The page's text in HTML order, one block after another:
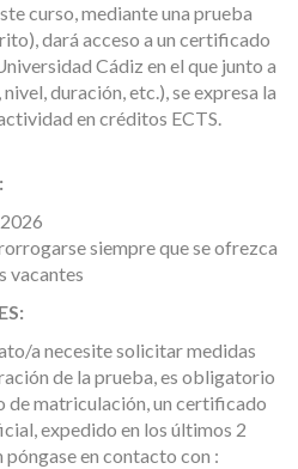
curso, mediante una prueba
dará acceso a un certificado
Cádiz en el que junto a
duración, etc.), se expresa la
en créditos ECTS.
siempre que se ofrezca
vacantes
a necesite solicitar medidas
de la prueba, es obligatorio
de matriculación, un certificado
expedido en los últimos 2
en contacto con :